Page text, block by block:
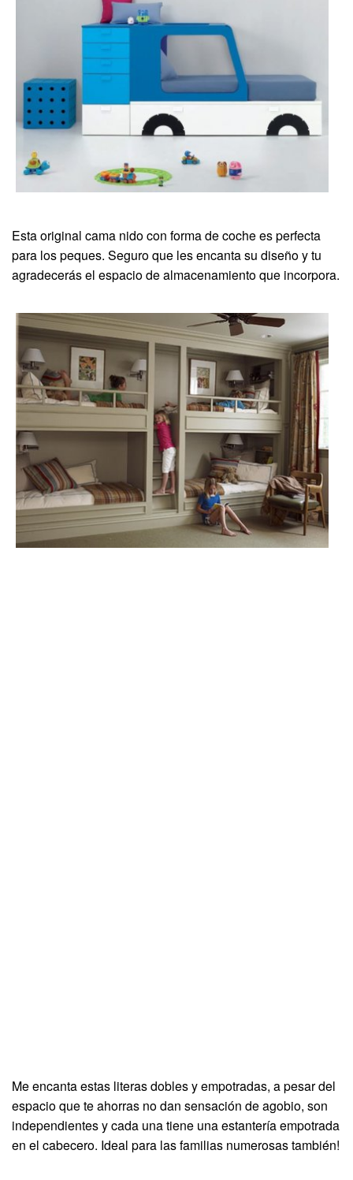
Esta original cama nido con forma de coche es perfecta
para los peques. Seguro que les encanta su diseño y tu
agradecerás el espacio de almacenamiento que incorpora.
Me encanta estas literas dobles y empotradas, a pesar del
espacio que te ahorras no dan sensación de agobio, son
independientes y cada una tiene una estantería empotrada
en el cabecero. Ideal para las familias numerosas también!